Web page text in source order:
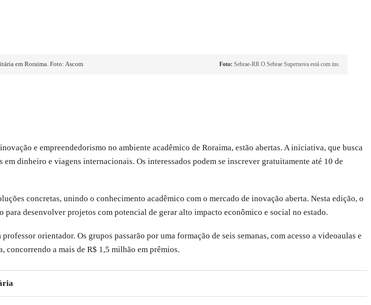
em Roraima. Foto: Ascom Foto: Sebrae-RR O Sebrae Supernova está com ins.
e empreendedorismo no ambiente acadêmico de Roraima, estão abertas. A iniciativa, que busca
dinheiro e viagens internacionais. Os interessados podem se inscrever gratuitamente até 10 de
concretas, unindo o conhecimento acadêmico com o mercado de inovação aberta. Nesta edição, o
desenvolver projetos com potencial de gerar alto impacto econômico e social no estado.
orientador. Os grupos passarão por uma formação de seis semanas, com acesso a videoaulas e
a mais de R$ 1,5 milhão em prêmios.